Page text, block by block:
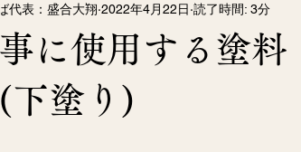
外壁塗装 屋根塗装 塗装工事の豆知識
に使用する塗
下塗り)
代表：盛合大翔 2022年4月22日 読了時間: 3分